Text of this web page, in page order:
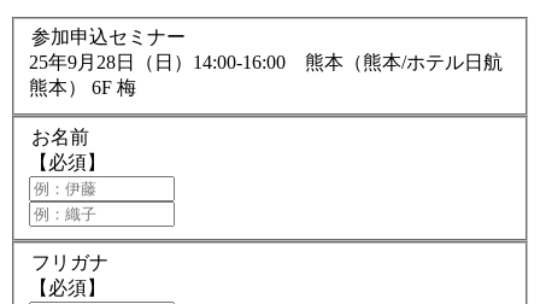
参加申込セミナー
25年9月28日（日）14:00-16:00 熊本（熊本/ホテル日航
熊本） 6F 梅
お名前
【必須】
フリガナ
【必須】